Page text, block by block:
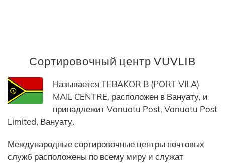
Сортировочный центр VUVLIB
Называется TEBAKOR B (PORT VILA)
MAIL CENTRE, расположен в Вануату, и
принадлежит Vanuatu Post, Vanuatu Post
Limited, Вануату.
Международные сортировочные центры почтовых
служб расположены по всему миру и служат